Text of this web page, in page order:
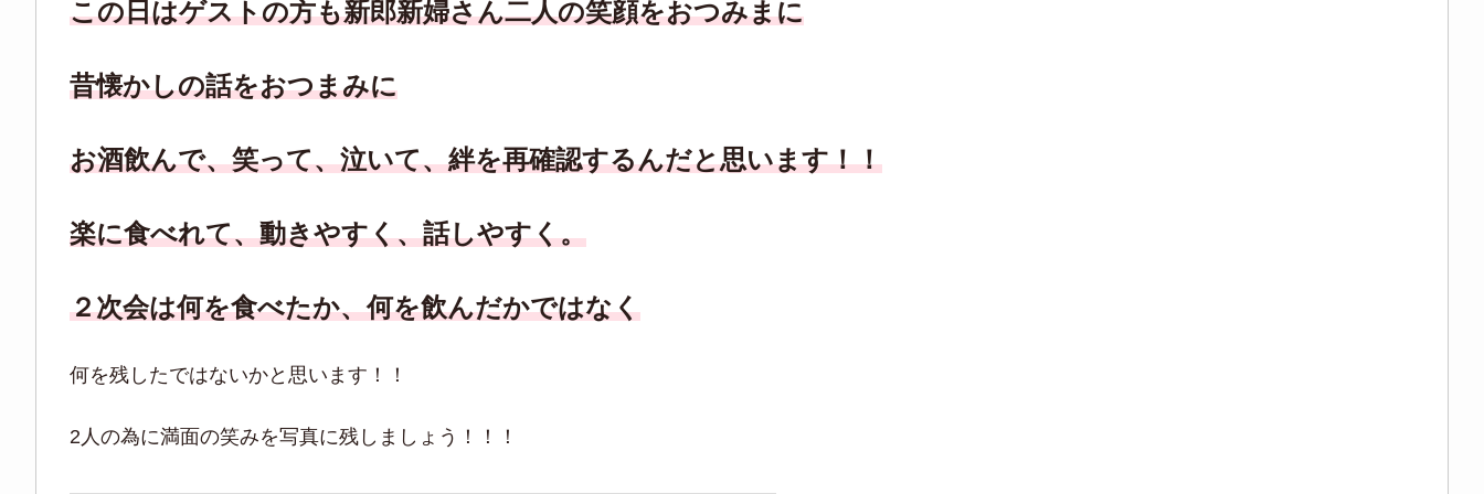
この日はゲストの方も新郎新婦さん二人の笑顔をおつみまに
昔懐かしの話をおつまみに
お酒飲んで、笑って、泣いて、絆を再確認するんだと思います！！
楽に食べれて、動きやすく、話しやすく。
２次会は何を食べたか、何を飲んだかではなく
何を残したではないかと思います！！
2人の為に満面の笑みを写真に残しましょう！！！